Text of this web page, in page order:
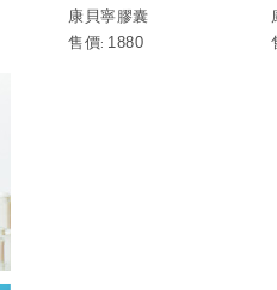
康貝寧膠囊
售價: 1880